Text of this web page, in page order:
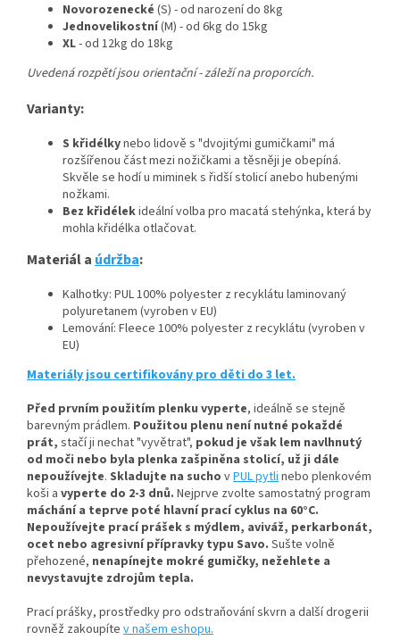
Novorozenecké (S) - od narození do 8kg
Jednovelikostní(M) - od 6kg do 15kg
XL- od 12kg do 18kg
Uvedená rozpětí jsou orientační - záleží na proporcích.
Varianty:
S křidélkynebo lidově s "dvojitými gumičkami" má
rozšířenou část mezi nožičkami a těsněji je obepíná.
Skvěle se hodí u miminek s řidší stolicí anebo hubenými
nožkami.
Bez křidélekideální volba pro macatá stehýnka, která by
mohla křidélka otlačovat.
Materiál a údržba:
Kalhotky: PUL 100% polyester z recyklátu laminovaný
polyuretanem (vyroben v EU)
Lemování: Fleece 100% polyester z recyklátu (vyroben v
EU)
Materiály jsou certifikovány pro děti do 3 let.
Před prvním použitím plenku vyperte, ideálně se stejně
barevným prádlem. Použitou plenu není nutné pokaždé
prát, stačí ji nechat "vyvětrat", pokud je však lem navlhnutý
od moči nebo byla plenka zašpiněna stolicí, už ji dále
nepoužívejte. Skladujte na sucho vPUL pytlinebo plenkovém
koši a vyperte do 2-3 dnů. Nejprve zvolte samostatný program
máchání a teprve poté hlavní prací cyklus na 60°C.
Nepoužívejte prací prášek s mýdlem, aviváž, perkarbonát,
ocet nebo agresivní přípravky typu Savo. Sušte volně
přehozené, nenapínejte mokré gumičky, nežehlete a
nevystavujte zdrojům tepla.
Prací prášky, prostředky pro odstraňování skvrn a další drogerii
rovněž zakoupíte v našem eshopu.